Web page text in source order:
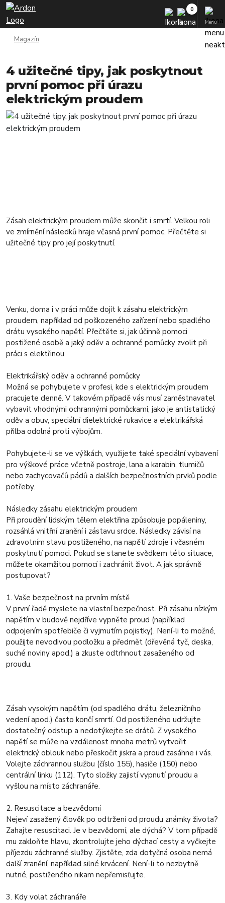
Menu
Magazín
4 užitečné tipy, jak poskytnout
první pomoc při úrazu
elektrickým proudem
Zásah elektrickým proudem může skončit i smrtí. Velkou roli
ve zmírnění následků hraje včasná první pomoc. Přečtěte si
užitečné tipy pro její poskytnutí.
Venku, doma i v práci může dojít k zásahu elektrickým
proudem, například od poškozeného zařízení nebo spadlého
drátu vysokého napětí. Přečtěte si, jak účinně pomoci
postižené osobě a jaký oděv a ochranné pomůcky zvolit při
práci s elektřinou.
Elektrikářský oděv a ochranné pomůcky
Možná se pohybujete v profesi, kde s elektrickým proudem
pracujete denně. V takovém případě vás musí zaměstnavatel
vybavit vhodnými ochrannými pomůckami, jako je antistatický
oděv a obuv, speciální dielektrické rukavice a elektrikářská
přilba odolná proti výbojům.
Pohybujete-li se ve výškách, využijete také speciální vybavení
pro výškové práce včetně postroje, lana a karabin, tlumičů
nebo zachycovačů pádů a dalších bezpečnostních prvků podle
potřeby.
Následky zásahu elektrickým proudem
Při proudění lidským tělem elektřina způsobuje popáleniny,
rozsáhlá vnitřní zranění i zástavu srdce. Následky závisí na
zdravotním stavu postiženého, na napětí zdroje i včasném
poskytnutí pomoci. Pokud se stanete svědkem této situace,
můžete okamžitou pomocí i zachránit život. A jak správně
postupovat?
1. Vaše bezpečnost na prvním místě
V první řadě myslete na vlastní bezpečnost. Při zásahu nízkým
napětím v budově nejdříve vypněte proud (například
odpojením spotřebiče či vyjmutím pojistky). Není-li to možné,
použijte nevodivou podložku a předmět (dřevěná tyč, deska,
suché noviny apod.) a zkuste odtrhnout zasaženého od
proudu.
Zásah vysokým napětím (od spadlého drátu, železničního
vedení apod.) často končí smrtí. Od postiženého udržujte
dostatečný odstup a nedotýkejte se drátů. Z vysokého
napětí se může na vzdálenost mnoha metrů vytvořit
elektrický oblouk nebo přeskočit jiskra a proud zasáhne i vás.
Volejte záchrannou službu (číslo 155), hasiče (150) nebo
centrální linku (112). Tyto složky zajistí vypnutí proudu a
vyšlou na místo záchranáře.
2. Resuscitace a bezvědomí
Nejeví zasažený člověk po odtržení od proudu známky života?
Zahajte resuscitaci. Je v bezvědomí, ale dýchá? V tom případě
mu zakloňte hlavu, zkontrolujte jeho dýchací cesty a vyčkejte
příjezdu záchranné služby. Zjistěte, zda dotyčná osoba nemá
další zranění, například silné krvácení. Není-li to nezbytně
nutné, postiženého nikam nepřemisťujte.
3. Kdy volat záchranáře